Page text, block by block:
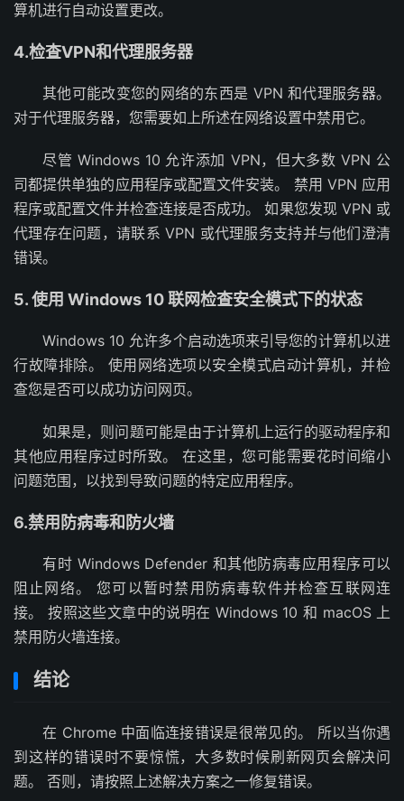
算机进行自动设置更改。
4.检查VPN和代理服务器
其他可能改变您的网络的东西是 VPN 和代理服务器。
对于代理服务器，您需要如上所述在网络设置中禁用它。
尽管 Windows 10 允许添加 VPN，但大多数 VPN 公
司都提供单独的应用程序或配置文件安装。 禁用 VPN 应用
程序或配置文件并检查连接是否成功。 如果您发现 VPN 或
代理存在问题，请联系 VPN 或代理服务支持并与他们澄清
错误。
5. 使用 Windows 10 联网检查安全模式下的状态
Windows 10 允许多个启动选项来引导您的计算机以进
行故障排除。 使用网络选项以安全模式启动计算机，并检
查您是否可以成功访问网页。
如果是，则问题可能是由于计算机上运行的驱动程序和
其他应用程序过时所致。 在这里，您可能需要花时间缩小
问题范围，以找到导致问题的特定应用程序。
6.禁用防病毒和防火墙
有时 Windows Defender 和其他防病毒应用程序可以
阻止网络。 您可以暂时禁用防病毒软件并检查互联网连
接。 按照这些文章中的说明在 Windows 10 和 macOS 上
禁用防火墙连接。
结论
在 Chrome 中面临连接错误是很常见的。 所以当你遇
到这样的错误时不要惊慌，大多数时候刷新网页会解决问
题。 否则，请按照上述解决方案之一修复错误。